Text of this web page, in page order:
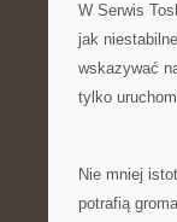
W Serwis
jak
wskazywać
tylko
Nie mniej
potrafią